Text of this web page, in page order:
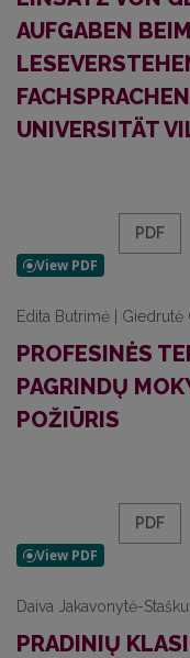
AUFGABEN
UNIVERSITÄT
PDF
Edita Butrimė |
PROFESINĖS
PAGRINDŲ
POŽIŪRIS
PDF
Daiva Jakavonytė-
PRADINIŲ